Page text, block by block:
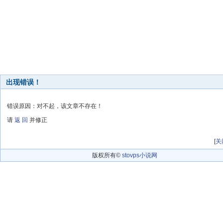
出现错误！
错误原因：对不起，该文章不存在！
请 返 回 并修正
[关
版权所有© stovps小说网